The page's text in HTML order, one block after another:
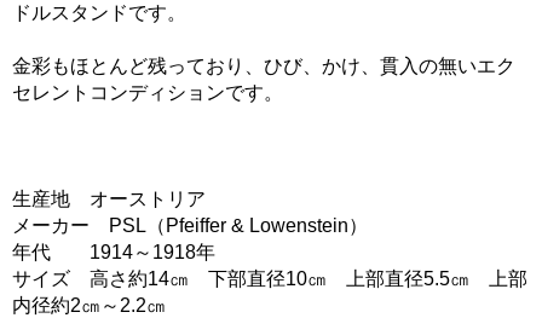
ドルスタンドです。
金彩もほとんど残っており、ひび、かけ、貫入の無いエク
セレントコンディションです。
生産地 オーストリア
メーカー PSL（Pfeiffer & Lowenstein）
年代 1914～1918年
サイズ 高さ約14㎝ 下部直径10㎝ 上部直径5.5㎝ 上部
内径約2㎝～2.2㎝